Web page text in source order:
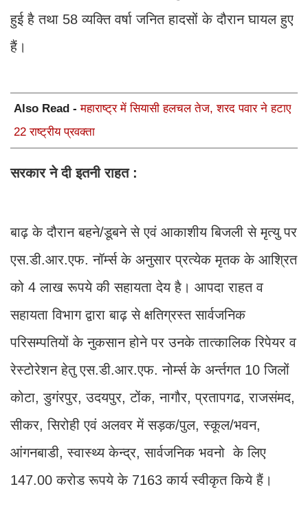
हुई है तथा 58 व्यक्ति वर्षा जनित हादसों के दौरान घायल हुए
हैं।
Also Read -महाराष्ट्र में सियासी हलचल तेज, शरद पवार ने हटाए
22 राष्ट्रीय प्रवक्ता
सरकार ने दी इतनी राहत :
बाढ़ के दौरान बहने/डूबने से एवं आकाशीय बिजली से मृत्यु पर
एस.डी.आर.एफ. नॉर्म्स के अनुसार प्रत्येक मृतक के आश्रित
को 4 लाख रूपये की सहायता देय है। आपदा राहत व
सहायता विभाग द्वारा बाढ़ से क्षतिग्रस्त सार्वजनिक
परिसम्पतियों के नुकसान होने पर उनके तात्कालिक रिपेयर व
रेस्टोरेशन हेतु एस.डी.आर.एफ. नोर्म्स के अर्न्तगत 10 जिलों
कोटा, डुगंरपुर, उदयपुर, टोंक, नागौर, प्रतापगढ, राजसंमद,
सीकर, सिरोही एवं अलवर में सड़क/पुल, स्कूल/भवन,
आंगनबाडी, स्वास्थ्य केन्द्र, सार्वजनिक भवनो के लिए
147.00 करोड रूपये के 7163 कार्य स्वीकृत किये हैं।